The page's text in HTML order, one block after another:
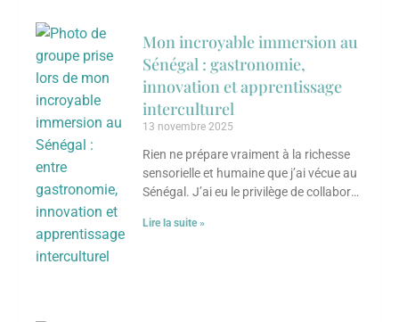
Mon incroyable immersion au
Sénégal : gastronomie,
innovation et apprentissage
interculturel
13 novembre 2025
Rien ne prépare vraiment à la richesse
sensorielle et humaine que j’ai vécue au
Sénégal. J’ai eu le privilège de collaborer
Lire la suite »